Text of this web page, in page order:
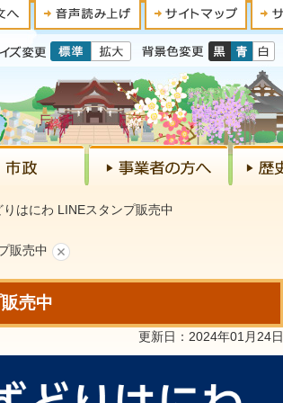
はにわ LINEスタンプ販売中
販売中
売中
更新日：2024年01月24日